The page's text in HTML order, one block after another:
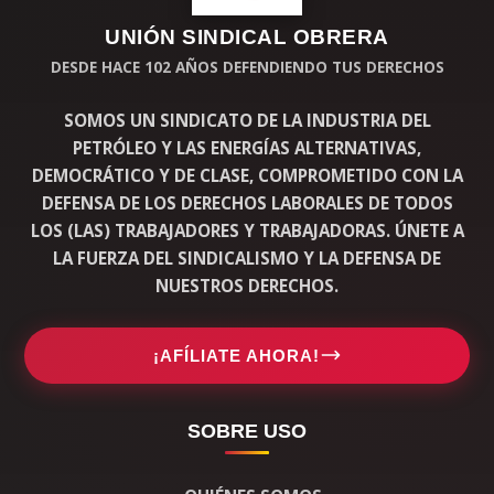
UNIÓN SINDICAL OBRERA
DESDE HACE 102 AÑOS DEFENDIENDO TUS DERECHOS
SOMOS UN SINDICATO DE LA INDUSTRIA DEL
PETRÓLEO Y LAS ENERGÍAS ALTERNATIVAS,
DEMOCRÁTICO Y DE CLASE, COMPROMETIDO CON LA
DEFENSA DE LOS DERECHOS LABORALES DE TODOS
LOS (LAS) TRABAJADORES Y TRABAJADORAS. ÚNETE A
LA FUERZA DEL SINDICALISMO Y LA DEFENSA DE
NUESTROS DERECHOS.
¡AFÍLIATE AHORA!
SOBRE USO